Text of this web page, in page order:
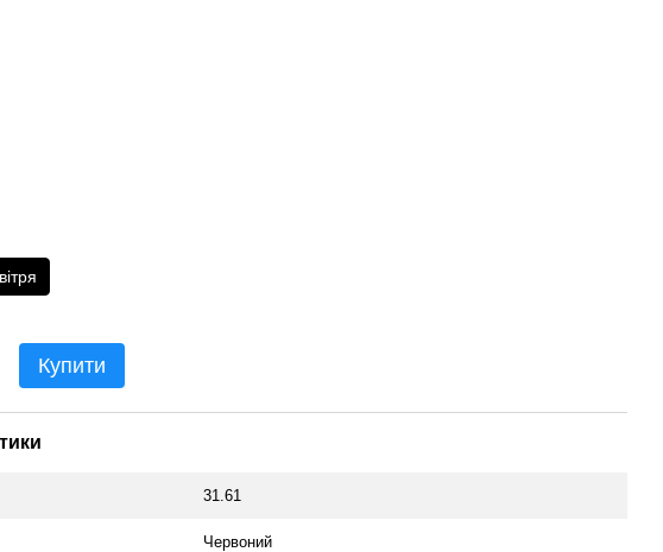
Купити
31.61
Червоний